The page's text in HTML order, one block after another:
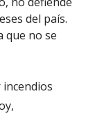
del país.
que no se